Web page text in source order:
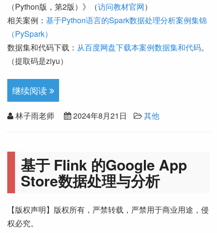
（Python版，第2版）》（访问教材官网）
相关案例： 基于Python语言的Spark数据处理分析案例集锦
（PySpark）
数据集和代码下载： 从百度网盘下载本案例数据集和代码。
（提取码是ziyu）
继续阅读
林子雨老师 2024年8月21日 其他
基于 Flink 的Google App
Store数据处理与分析
【版权声明】版权所有，严禁转载，严禁用于商业用途，侵
权必究。